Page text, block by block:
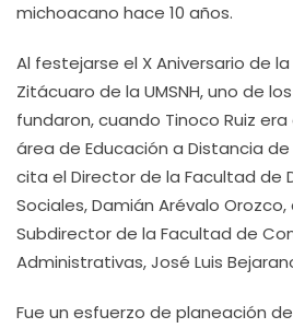
michoacano hace 10 años.
Al festejarse el X Aniversario de
Zitácuaro de la UMSNH, uno de
fundaron, cuando Tinoco Ruiz
área de Educación a Distancia de
cita el Director de la Facultad de
Sociales, Damián Arévalo
Subdirector de la Facultad de
Administrativas, José Luis
Fue un esfuerzo de planeación